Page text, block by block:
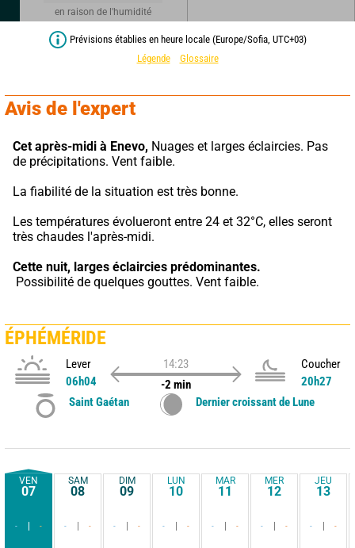
en raison de l'humidité
Prévisions établies en heure locale (Europe/Sofia, UTC+03)
Légende
Glossaire
Avis de l'expert
Cet après-midi à Enevo, Nuages et larges éclaircies. Pas
de précipitations. Vent faible.
La fiabilité de la situation est très bonne.
Les températures évolueront entre 24 et 32°C, elles seront
très chaudes l'après-midi.
Cette nuit, larges éclaircies prédominantes.
Possibilité de quelques gouttes. Vent faible.
ÉPHÉMÉRIDE
Lever
06h04
14:23
-2 min
Coucher
20h27
Saint Gaétan
Dernier croissant de Lune
VEN
07
- -
SAM
08
- -
DIM
09
- -
LUN
10
- -
MAR
11
- -
MER
12
- -
JEU
13
- -